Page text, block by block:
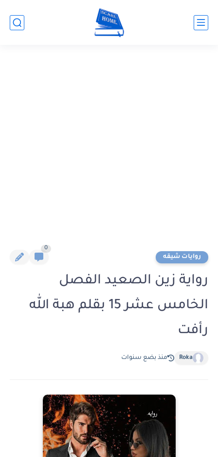
روايات شيقه
0
رواية زين الصعيد الفصل
الخامس عشر 15 بقلم هبة الله
رأفت
Roka منذ بضع سنوات